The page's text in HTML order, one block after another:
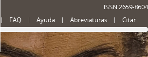
ISSN 2659-8604
FAQ Ayuda Abreviaturas Citar